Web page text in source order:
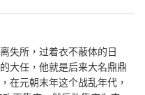
失所，过着衣不蔽体的日
大任，他就是后来大名鼎鼎
在元朝末年这个战乱年代，